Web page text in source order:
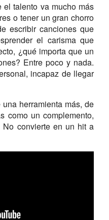
el talento va mucho más
o tener un gran chorro
escribir canciones que
el carisma que
¿qué importa que un
Entre poco y nada.
incapaz de llegar
herramienta más, de
como un complemento,
No convierte en un hit a